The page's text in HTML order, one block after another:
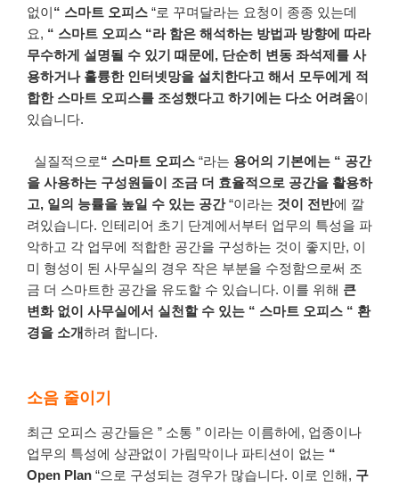
없이“ 스마트 오피스 “로 꾸며달라는 요청이 종종 있는데
요, “ 스마트 오피스 “라 함은 해석하는 방법과 방향에 따라
무수하게 설명될 수 있기 때문에, 단순히 변동 좌석제를 사
용하거나 훌륭한 인터넷망을 설치한다고 해서 모두에게 적
합한 스마트 오피스를 조성했다고 하기에는 다소 어려움이
있습니다.
실질적으로“ 스마트 오피스 “라는 용어의 기본에는 “ 공간
을 사용하는 구성원들이 조금 더 효율적으로 공간을 활용하
고, 일의 능률을 높일 수 있는 공간 “이라는 것이 전반에 깔
려있습니다. 인테리어 초기 단계에서부터 업무의 특성을 파
악하고 각 업무에 적합한 공간을 구성하는 것이 좋지만, 이
미 형성이 된 사무실의 경우 작은 부분을 수정함으로써 조
금 더 스마트한 공간을 유도할 수 있습니다. 이를 위해 큰
변화 없이 사무실에서 실천할 수 있는 “ 스마트 오피스 “ 환
경을 소개하려 합니다.
소음 줄이기
최근 오피스 공간들은 ” 소통 ” 이라는 이름하에, 업종이나
업무의 특성에 상관없이 가림막이나 파티션이 없는 “
Open Plan “으로 구성되는 경우가 많습니다. 이로 인해, 구